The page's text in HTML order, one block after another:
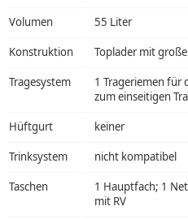
Volumen 55 Liter
Konstruktion Toplader mit
Tragesystem
1 Trageriemen für
zum einseitigen
Hüftgurt keiner
Trinksystem nicht kompatibel
Taschen
1 Hauptfach; 1
mit RV